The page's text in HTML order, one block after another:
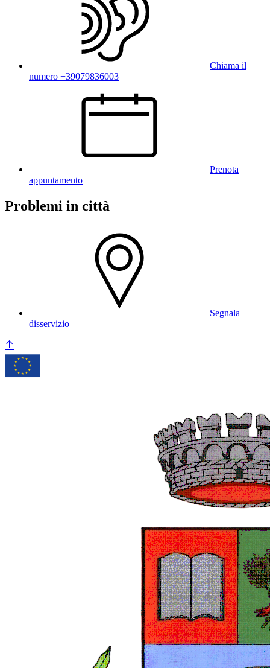
Chiama il
numero +39079836003
Prenota
appuntamento
Problemi in città
Segnala
disservizio